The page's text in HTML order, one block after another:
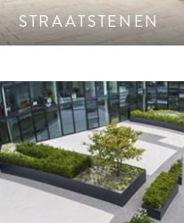
STRAATSTENEN
Apart, hoogwaardig en
tuinpad,